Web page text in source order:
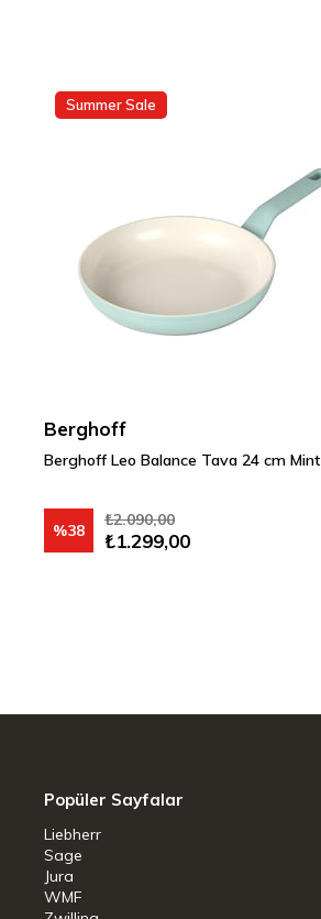
Berghoff
Berghoff Leo Balance Tava 24 cm Mint
₺1.299,00
₺2.090,00
%38
Summer Sale
Popüler Sayfalar
Liebherr
Sage
Jura
WMF